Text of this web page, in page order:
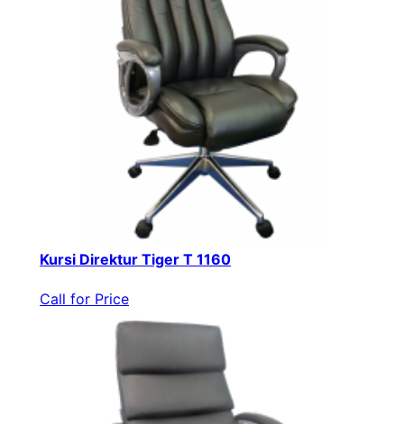
Kursi Direktur Tiger T 1160
Call for Price